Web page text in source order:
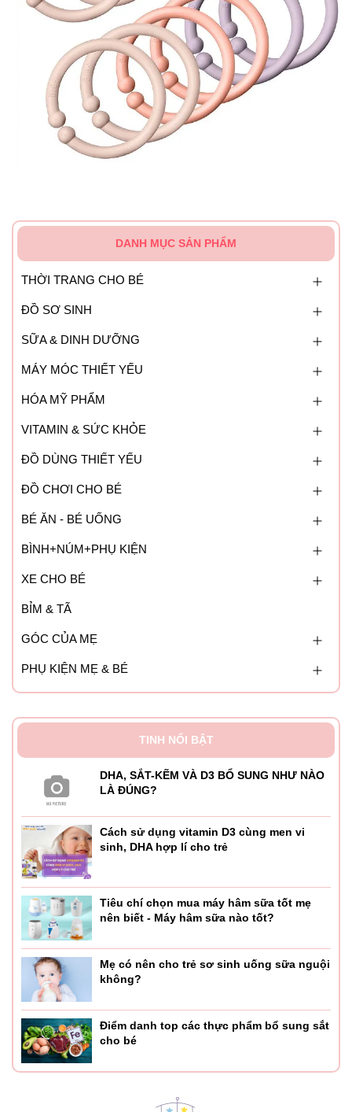
DANH MỤC SẢN PHẨM
THỜI TRANG CHO BÉ
ĐỒ SƠ SINH
SỮA & DINH DƯỠNG
MÁY MÓC THIẾT YẾU
HÓA MỸ PHẨM
VITAMIN & SỨC KHỎE
ĐỒ DÙNG THIẾT YẾU
ĐỒ CHƠI CHO BÉ
BÉ ĂN - BÉ UỐNG
BÌNH+NÚM+PHỤ KIỆN
XE CHO BÉ
BỈM & TÃ
GÓC CỦA MẸ
PHỤ KIỆN MẸ & BÉ
TINH NỔI BẬT
DHA, SẮT-KẼM VÀ D3 BỔ SUNG NHƯ NÀO
LÀ ĐÚNG?
Cách sử dụng vitamin D3 cùng men vi
sinh, DHA hợp lí cho trẻ
Tiêu chí chọn mua máy hâm sữa tốt mẹ
nên biết - Máy hâm sữa nào tốt?
Mẹ có nên cho trẻ sơ sinh uống sữa nguội
không?
Điểm danh top các thực phẩm bổ sung sắt
cho bé